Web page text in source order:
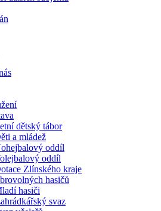
dětský tábor
a mládež
oddíl
oddíl
Zlínského kraje
hasičů
hasiči
svaz